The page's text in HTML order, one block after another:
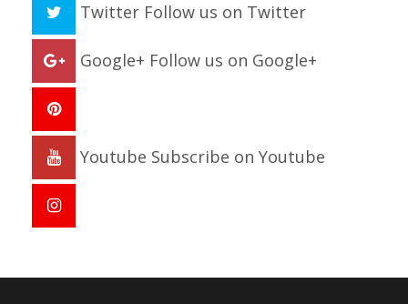
Twitter Follow us on Twitter
Google+ Follow us on Google+
Youtube Subscribe on Youtube